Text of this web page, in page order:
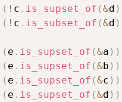
( ! c . is_supset_of (&d )
( ! c . is_subset_of (&d )
( e . is_supset_of (&a ) )
( e . is_supset_of (&b ) )
( e . is_supset_of (&c ) )
( e . is_supset_of (&d ) )